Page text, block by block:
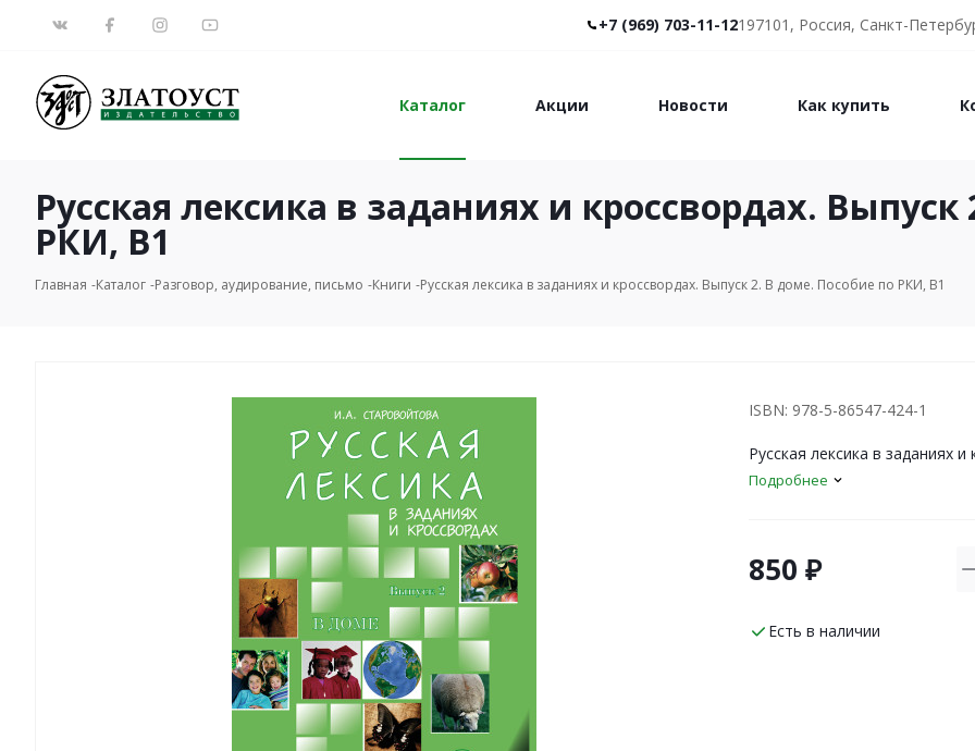
+7 (969) 703-11-12197101, Россия, Санкт-
Каталог Акции Новости Как купить
Русская лексика в заданиях и кроссвордах.
РКИ, B1
Главная Каталог Разговор, аудирование, письмо Книги Русская лексика в заданиях и кроссвордах. Выпуск 2. В доме. Пособие по РКИ, B1
ISBN: 978-5-86547-424-1
Русская лексика в заданиях
Подробнее
850 ₽
Есть в наличии